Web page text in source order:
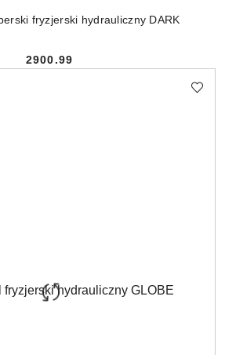
fryzjerski hydrauliczny DARK
Cena:
2900.99